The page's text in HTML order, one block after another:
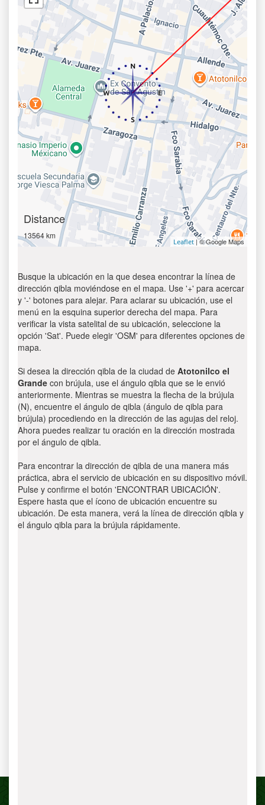
Distance
13564 km
Leaflet | © Google Maps
Busque la ubicación en la que desea encontrar la línea de
dirección qibla moviéndose en el mapa. Use '+' para acercar
y '-' botones para alejar. Para aclarar su ubicación, use el
menú en la esquina superior derecha del mapa. Para
verificar la vista satelital de su ubicación, seleccione la
opción 'Sat'. Puede elegir 'OSM' para diferentes opciones de
mapa.
Si desea la dirección qibla de la ciudad de Atotonilco el
Grande con brújula, use el ángulo qibla que se le envió
anteriormente. Mientras se muestra la flecha de la brújula
(N), encuentre el ángulo de qibla (ángulo de qibla para
brújula) procediendo en la dirección de las agujas del reloj.
Ahora puedes realizar tu oración en la dirección mostrada
por el ángulo de qibla.
Para encontrar la dirección de qibla de una manera más
práctica, abra el servicio de ubicación en su dispositivo móvil.
Pulse y confirme el botón 'ENCONTRAR UBICACIÓN'.
Espere hasta que el ícono de ubicación encuentre su
ubicación. De esta manera, verá la línea de dirección qibla y
el ángulo qibla para la brújula rápidamente.